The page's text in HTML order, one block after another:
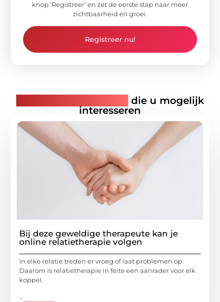
knop ‘Registreer’ en zet de eerste stap naar meer
zichtbaarheid en groei.
Registreer nu!
die u mogelijk
interesseren
Bij deze geweldige therapeute kan je
online relatietherapie volgen
In elke relatie treden er vroeg of laat problemen op.
Daarom is relatietherapie in feite een aanrader voor elk
koppel.
...